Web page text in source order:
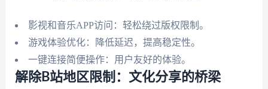
影视和音乐APP访问：轻松绕过版权限制。
游戏体验优化：降低延迟，提高稳定性。
一键连接简便操作：用户友好的体验。
解除B站地区限制：文化分享的桥梁